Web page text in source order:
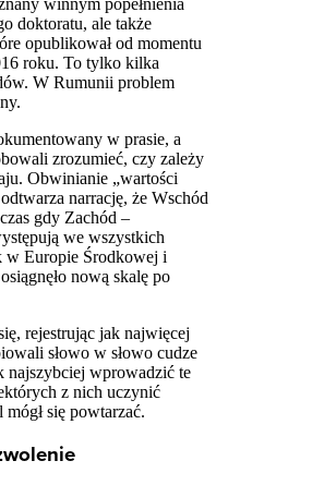
doktoratu, ale także
opublikował od momentu
roku. To tylko kilka
W Rumunii problem
w prasie, a
zrozumieć, czy zależy
Obwinianie „wartości
narrację, że Wschód
gdy Zachód –
we wszystkich
w Europie Środkowej i
nową skalę po
rejestrując jak najwięcej
słowo w słowo cudze
najszybciej wprowadzić te
z nich uczynić
się powtarzać.